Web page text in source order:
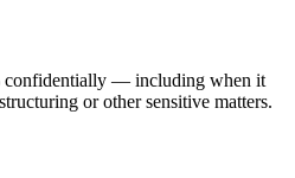
confidentially — including when it
or other sensitive matters.